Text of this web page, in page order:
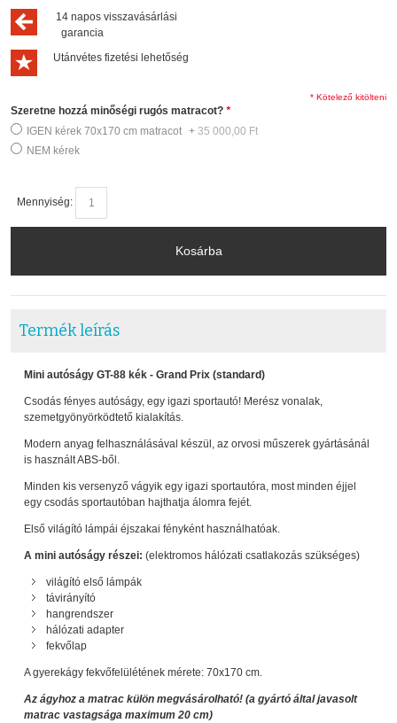
14 napos visszavásárlási
garancia
Utánvétes fizetési lehetőség
*
Szeretne hozzá minőségi rugós matracot?
IGEN kérek 70x170 cm matracot + 35 000,00 Ft
NEM kérek
* Kötelező kitölteni
Mennyiség:
Kosárba
Termék leírás
Mini autóságy GT-88 kék - Grand Prix (standard)
Csodás fényes autóságy, egy igazi sportautó! Merész vonalak,
szemetgyönyörködtető kialakítás.
Modern anyag felhasználásával készül, az orvosi műszerek gyártásánál
is használt ABS-ből.
Minden kis versenyző vágyik egy igazi sportautóra, most minden éjjel
egy csodás sportautóban hajthatja álomra fejét.
Első világító lámpái éjszakai fényként használhatóak.
A mini autóságy részei: (elektromos hálózati csatlakozás szükséges)
világító első lámpák
távirányító
hangrendszer
hálózati adapter
fekvőlap
A gyerekágy fekvőfelülétének mérete: 70x170 cm.
Az ágyhoz a matrac külön megvásárolható! (a gyártó által javasolt
matrac vastagsága maximum 20 cm)